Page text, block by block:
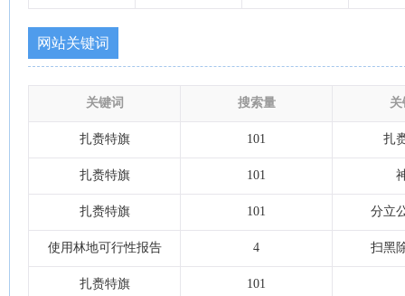
网站关键词
关键词 搜索量 关
扎赉特旗 101 扎
扎赉特旗 101
扎赉特旗 101 分立
使用林地可行性报告 4 扫黑
扎赉特旗 101